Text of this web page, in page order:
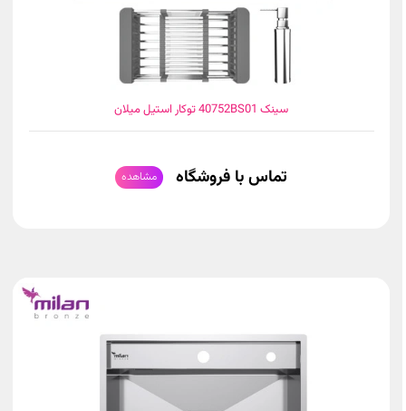
سینک 40752BS01 توکار استیل میلان
تماس با فروشگاه مشاهده